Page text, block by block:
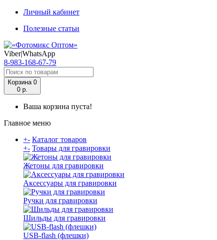
Личный кабинет
Полезные статьи
Viber|WhatsApp
8-983-168-67-79
Корзина 0
0 р.
Ваша корзина пуста!
Главное меню
+- Каталог товаров
+- Товары для гравировки
Жетоны для гравировки
Аксессуары для гравировки
Ручки для гравировки
Шильды для гравировки
USB-flash (флешки)